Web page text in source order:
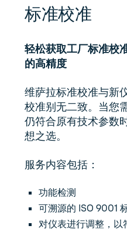
标准校准
轻松获取工厂标准校
的高精度
维萨拉标准校准与新
校准别无二致。当您
仍符合原有技术参数
想之选。
服务内容包括：
功能检测
可溯源的 ISO 9001
对仪表进行调整，以